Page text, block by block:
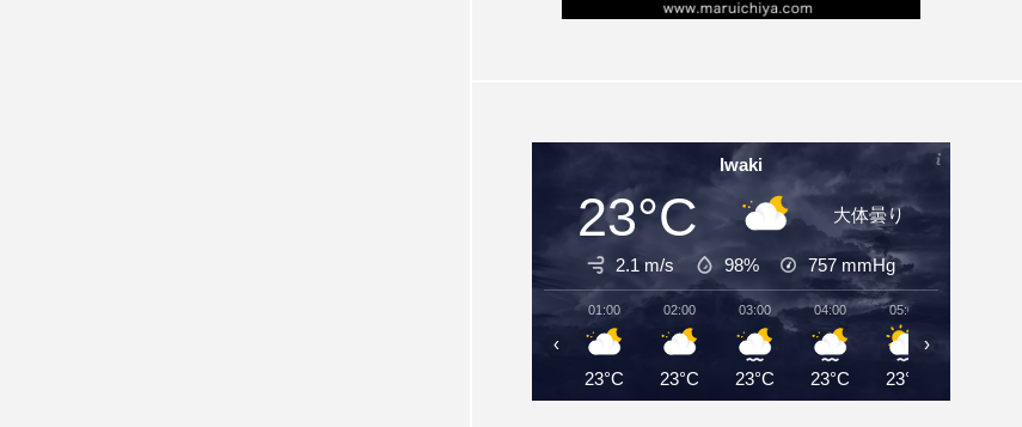
Iwaki
23°C 大体曇り
2.1 m/s 98% 757 mmHg
01:00
23°C
02:00
23°C
03:00
23°C
04:00
23°C
05:00
23°C
‹ ›